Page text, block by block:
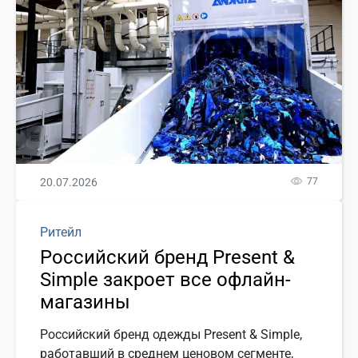
20.07.2026 77
Ритейл
Российский бренд Present &
Simple закроет все офлайн-
магазины
Российский бренд одежды Present & Simple,
работавший в среднем ценовом сегменте,